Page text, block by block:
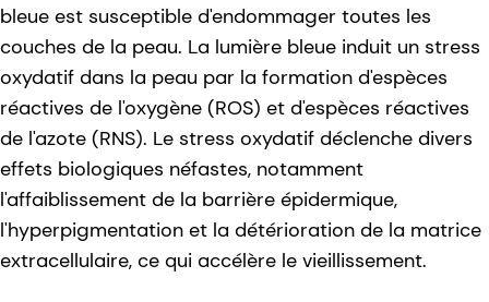
bleue est susceptible d'endommager toutes les
couches de la peau. La lumière bleue induit un stress
oxydatif dans la peau par la formation d'espèces
réactives de l'oxygène (ROS) et d'espèces réactives
de l'azote (RNS). Le stress oxydatif déclenche divers
effets biologiques néfastes, notamment
l'affaiblissement de la barrière épidermique,
l'hyperpigmentation et la détérioration de la matrice
extracellulaire, ce qui accélère le vieillissement.